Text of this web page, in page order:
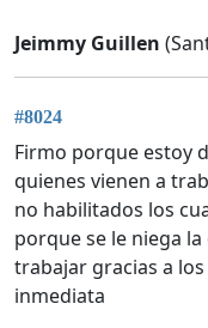
Jeimmy Guillen
#8024
Firmo porque estoy
quienes vienen a
no habilitados los
porque se le niega
trabajar gracias a
inmediata